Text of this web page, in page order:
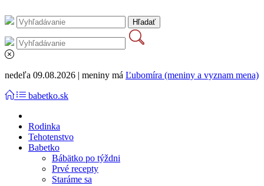
nedeľa 09.08.2026 | meniny má Ľubomíra (meniny a vyznam mena)
babetko.sk
Rodinka
Tehotenstvo
Babetko
Bábätko po týždni
Prvé recepty
Staráme sa